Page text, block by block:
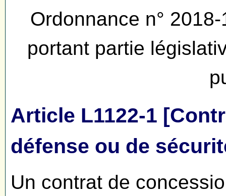
Ordonnance n°
portant partie
Article L1122-1
défense ou de
Un contrat de